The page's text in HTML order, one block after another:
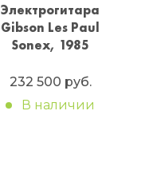
Электрогитара
Gibson Les Paul
Sonex, 1985
232 500 руб.
В наличии